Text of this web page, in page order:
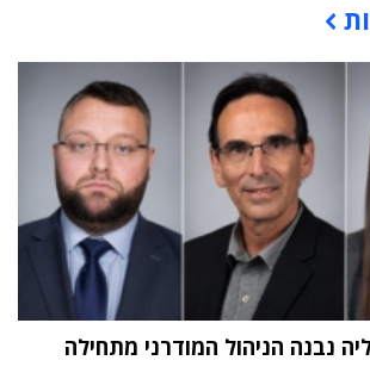
נבנה הניהול המודרני מתחילה